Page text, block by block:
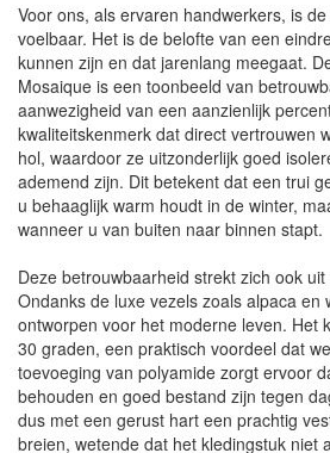
Voor ons, als ervaren handwerkers, is
voelbaar. Het is de belofte van een
kunnen zijn en dat jarenlang meegaat.
Mosaique is een toonbeeld van
aanwezigheid van een aanzienlijk
kwaliteitskenmerk dat direct vertrouwen
hol, waardoor ze uitzonderlijk goed
ademend zijn. Dit betekent dat een trui
u behaaglijk warm houdt in de winter,
wanneer u van buiten naar binnen stapt.
Deze betrouwbaarheid strekt zich ook
Ondanks de luxe vezels zoals alpaca en
ontworpen voor het moderne leven. Het
30 graden, een praktisch voordeel dat
toevoeging van polyamide zorgt ervoor
behouden en goed bestand zijn tegen
dus met een gerust hart een prachtig
breien, wetende dat het kledingstuk niet